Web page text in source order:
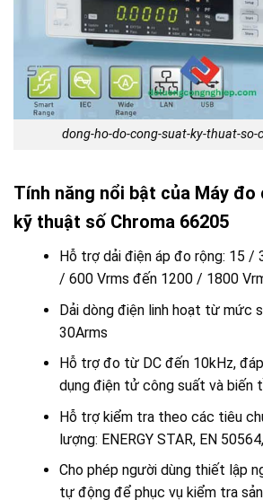
dong-ho-do-cong-suat-ky-thuat-so-
Tính năng nổi bật của Máy
kỹ thuật số Chroma 66205
Hỗ trợ dải điện áp đo rộng: 15
/ 600 Vrms đến 1200 / 1800
Dải dòng điện linh hoạt từ mức
30Arms
Hỗ trợ đo từ DC đến 10kHz,
dụng điện tử công suất và biến
Hỗ trợ kiểm tra theo các tiêu
lượng: ENERGY STAR, EN
Cho phép người dùng thiết lập
tự động để phục vụ kiểm tra